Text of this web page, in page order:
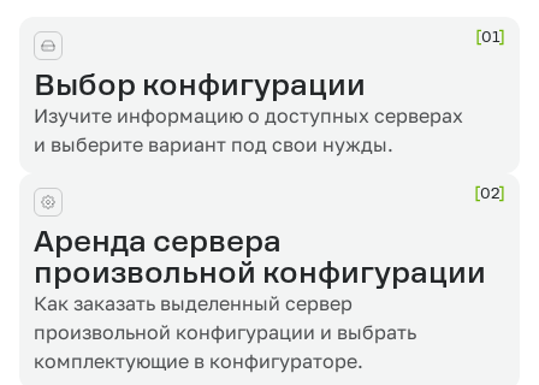
01
Выбор конфигурации
Изучите информацию о доступных серверах
и выберите вариант под свои нужды.
02
Аренда сервера
произвольной конфигурации
Как заказать выделенный сервер
произвольной конфигурации и выбрать
комплектующие в конфигураторе.